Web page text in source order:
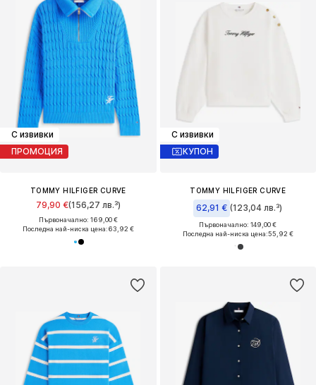
С извивки
ПРОМОЦИЯ
TOMMY HILFIGER CURVE
79,90 €(156,27 лв.³)
Първоначално: 169,00 €
Последна най-ниска цена:63,92 €
С извивки
КУПОН
TOMMY HILFIGER CURVE
62,91 € (123,04 лв.³)
Първоначално: 149,00 €
Последна най-ниска цена:55,92 €